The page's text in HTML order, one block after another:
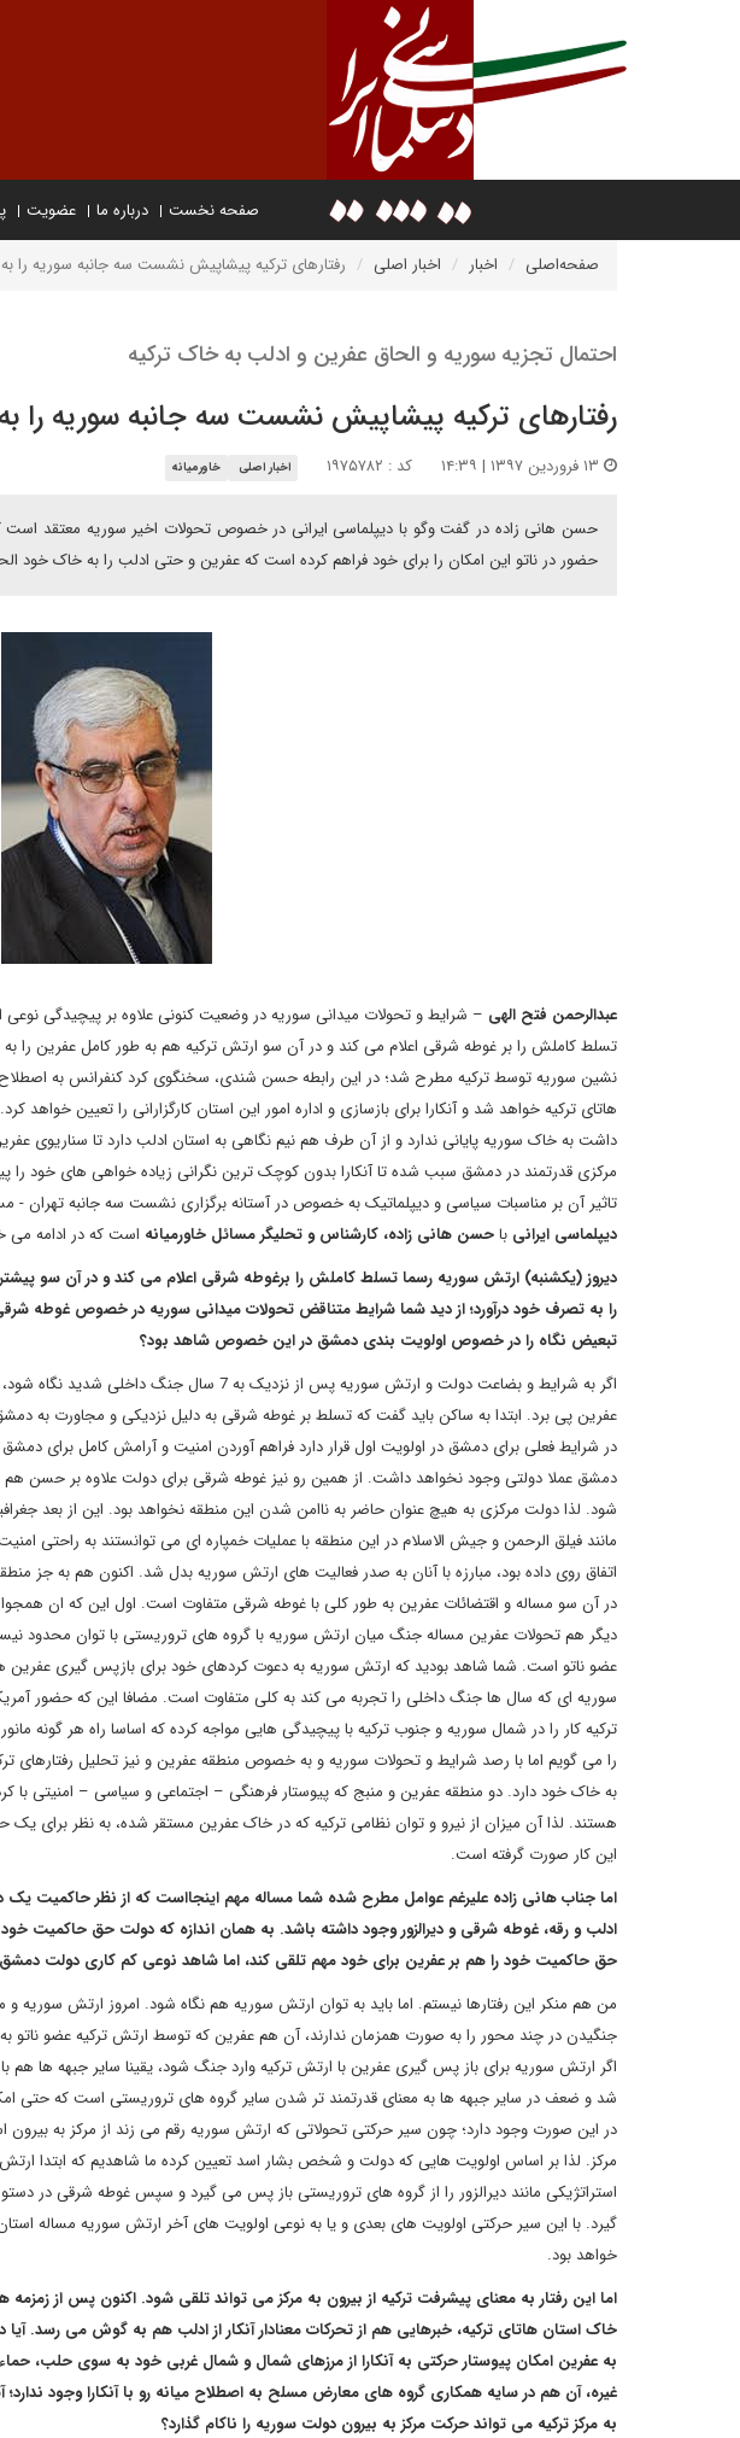
صفحه نخست درباره ما عضویت
صفحه‌اصلی اخبار اخبار اصلی رفتارهای ترکیه پیشاپیش نشست سه جانبه سوریه
احتمال تجزیه سوریه و الحاق عفرین و ادلب به خاک ترکیه
رفتارهای ترکیه پیشاپیش نشست سه جانبه سوریه
کد : ۱۹۷۵۷۸۲ اخبار اصلی خاورمیانه
حسن هانی زاده در گفت وگو با دیپلماسی ایرانی در خصوص تحولات اخیر سوریه معتقد است
حضور در ناتو این امکان را برای خود فراهم کرده است که عفرین و حتی ادلب را به خاک خود
عبدالرحمن فتح الهی – شرایط و تحولات میدانی سوریه در وضعیت کنونی علاوه بر پیچیدگی
تسلط کاملش را بر غوطه شرقی اعلام می کند و در آن سو ارتش ترکیه هم به طور کامل عفرین را
نشین سوریه توسط ترکیه مطرح شد؛ در این رابطه حسن شندی، سخنگوی کرد کنفرانس به
هاتای ترکیه خواهد شد و آنکارا برای بازسازی و اداره امور این استان کارگزارانی را تعیین خواهد کرد.
داشت به خاک سوریه پایانی ندارد و از آن طرف هم نیم نگاهی به استان ادلب دارد تا سناریوی
مرکزی قدرتمند در دمشق سبب شده تا آنکارا بدون کوچک ترین نگرانی زیاده خواهی های خود را
تاثیر آن بر مناسبات سیاسی و دیپلماتیک به خصوص در آستانه برگزاری نشست سه جانبه
دیپلماسی ایرانی باحسن هانی زاده، کارشناس و تحلیگر مسائل خاورمیانه است که در ادامه می
را به تصرف خود درآورد؛ از دید شما شرایط متناقض تحولات میدانی سوریه در خصوص غوطه
تبعیض نگاه را در خصوص اولویت بندی دمشق در این خصوص شاهد بود؟
اگر به شرایط و بضاعت دولت و ارتش سوریه پس از
عفرین پی برد. ابتدا به ساکن باید گفت که تسلط بر غوطه شرقی به دلیل نزدیکی و مجاورت به
در شرایط فعلی برای دمشق در اولویت اول قرار دارد فراهم آوردن امنیت و آرامش کامل برای
دمشق عملا دولتی وجود نخواهد داشت. از همین رو نیز غوطه شرقی برای دولت علاوه بر
شود. لذا دولت مرکزی به هیچ عنوان حاضر به ناامن شدن این منطقه نخواهد بود. این از بعد
مانند فیلق الرحمن و جیش الاسلام در این منطقه با عملیات خمپاره ای می توانستند به راحتی
اتفاق روی داده بود، مبارزه با آنان به صدر فعالیت های ارتش سوریه بدل شد. اکنون هم به جز
در آن سو مساله و اقتضائات عفرین به طور کلی با غوطه شرقی متفاوت است. اول این که ان
دیگر هم تحولات عفرین مساله جنگ میان ارتش سوریه با گروه های تروریستی با توان محدود
عضو ناتو است. شما شاهد بودید که ارتش سوریه به دعوت کردهای خود برای بازپس گیری عفرین
سوریه ای که سال ها جنگ داخلی را تجربه می کند به کلی متفاوت است. مضافا این که حضور
ترکیه کار را در شمال سوریه و جنوب ترکیه با پیچیدگی هایی مواجه کرده که اساسا راه هر گونه
را می گویم اما با رصد شرایط و تحولات سوریه و به خصوص منطقه عفرین و نیز تحلیل رفتارهای
به خاک خود دارد. دو منطقه عفرین و منبج که پیوستار فرهنگی – اجتماعی و سیاسی – امنیتی با
هستند. لذا آن میزان از نیرو و توان نظامی ترکیه که در خاک عفرین مستقر شده، به نظر برای یک
این کار صورت گرفته است.
اما جناب هانی زاده علیرغم عوامل مطرح شده شما مساله مهم اینجااست که از نظر حاکمیت
ادلب و رقه، غوطه شرقی و دیرالزور وجود داشته باشد. به همان اندازه که دولت حق حاکمیت
حق حاکمیت خود را هم بر عفرین برای خود مهم تلقی کند، اما شاهد نوعی کم کاری دولت
من هم منکر این رفتارها نیستم. اما باید به توان ارتش سوریه هم نگاه شود. امروز ارتش سوریه
جنگیدن در چند محور را به صورت همزمان ندارند، آن هم عفرین که توسط ارتش ترکیه عضو ناتو
اگر ارتش سوریه برای باز پس گیری عفرین با ارتش ترکیه وارد جنگ شود، یقینا سایر جبهه ها هم
شد و ضعف در سایر جبهه ها به معنای قدرتمند تر شدن سایر گروه های تروریستی است که حتی
در این صورت وجود دارد؛ چون سیر حرکتی تحولاتی که ارتش سوریه رقم می زند از مرکز به بیرون
مرکز. لذا بر اساس اولویت هایی که دولت و شخص بشار اسد تعیین کرده ما شاهدیم که ابتدا
استراتژیکی مانند دیرالزور را از گروه های تروریستی باز پس می گیرد و سپس غوطه شرقی در
گیرد. با این سیر حرکتی اولویت های بعدی و یا به نوعی اولویت های آخر ارتش سوریه مساله
خواهد بود.
اما این رفتار به معنای پیشرفت ترکیه از بیرون به مرکز می تواند تلقی شود. اکنون پس از زمزمه
خاک استان هاتای ترکیه، خبرهایی هم از تحرکات معنادار آنکار از ادلب هم به گوش می رسد.
به عفرین امکان پیوستار حرکتی به آنکارا از مرزهای شمال و شمال غربی خود به سوی حلب،
غیره، آن هم در سایه همکاری گروه های معارض مسلح به اصطلاح میانه رو با آنکارا وجود ندارد؛
به مرکز ترکیه می تواند حرکت مرکز به بیرون دولت سوریه را ناکام گذارد؟